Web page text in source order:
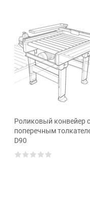
Роликовый конвейер с
поперечным
D90